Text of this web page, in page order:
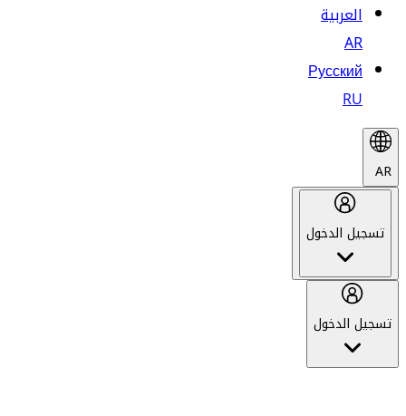
العربية
AR
Русский
RU
AR
تسجيل الدخول
تسجيل الدخول